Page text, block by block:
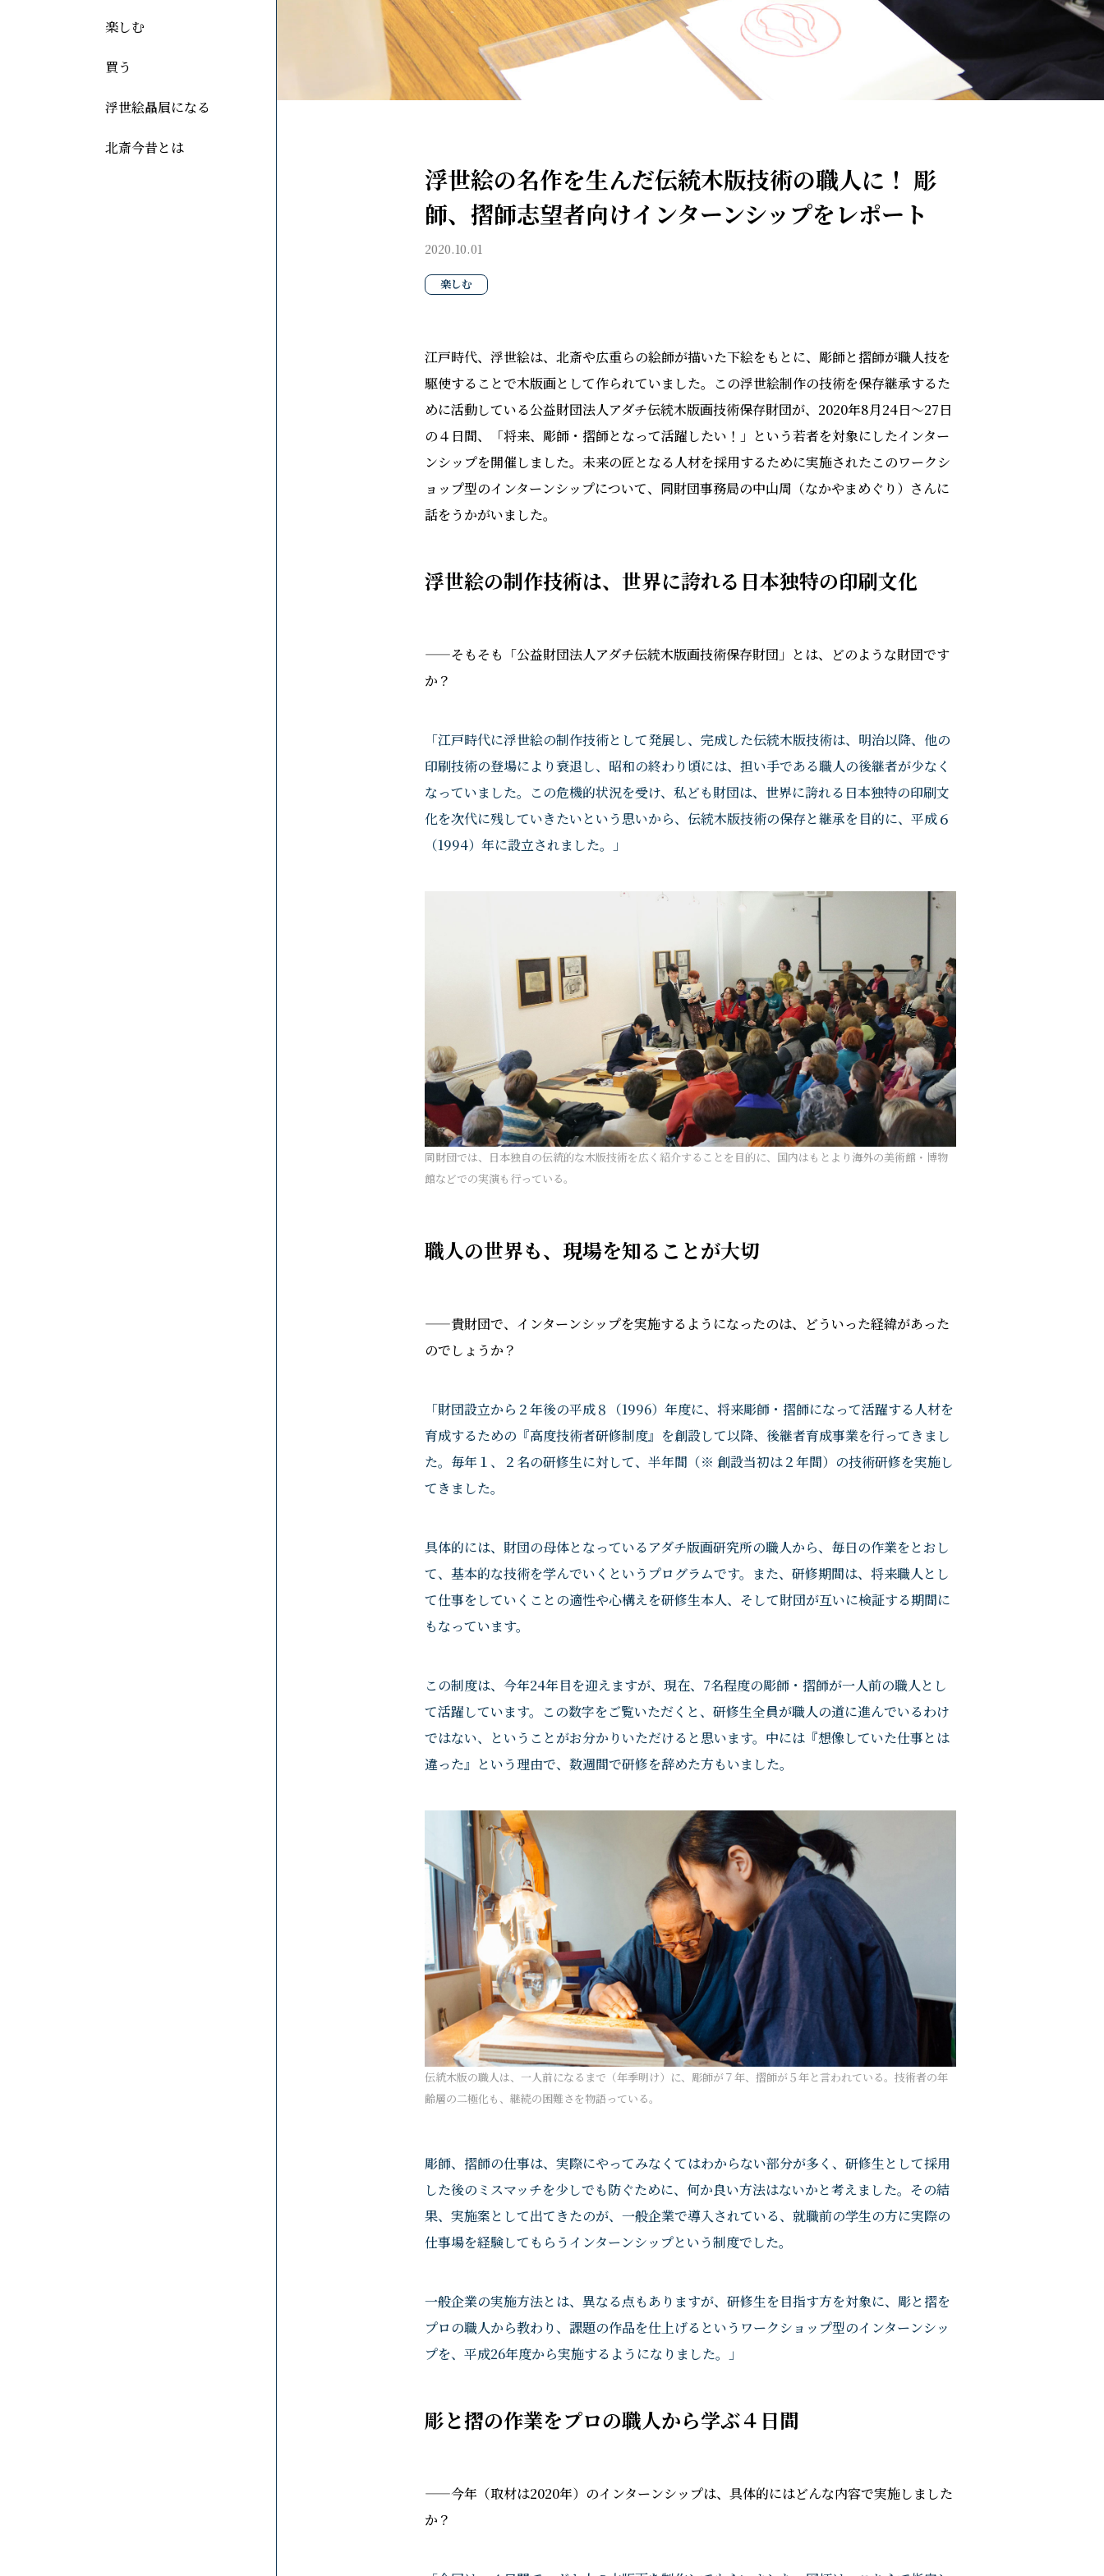
楽しむ
買う
浮世絵贔屓になる
北斎今昔とは
浮世絵の名作を生んだ伝統木版技術の職人に！ 彫
師、摺師志望者向けインターンシップをレポート
2020.10.01
楽しむ
江戸時代、浮世絵は、北斎や広重らの絵師が描いた下絵をもとに、彫師と摺師が職人技を
駆使することで木版画として作られていました。この浮世絵制作の技術を保存継承するた
めに活動している公益財団法人アダチ伝統木版画技術保存財団が、2020年8月24日〜27日
の４日間、「将来、彫師・摺師となって活躍したい！」という若者を対象にしたインター
ンシップを開催しました。未来の匠となる人材を採用するために実施されたこのワークシ
ョップ型のインターンシップについて、同財団事務局の中山周（なかやまめぐり）さんに
話をうかがいました。
浮世絵の制作技術は、世界に誇れる日本独特の印刷文化
——そもそも「公益財団法人アダチ伝統木版画技術保存財団」とは、どのような財団です
か？
「江戸時代に浮世絵の制作技術として発展し、完成した伝統木版技術は、明治以降、他の
印刷技術の登場により衰退し、昭和の終わり頃には、担い手である職人の後継者が少なく
なっていました。この危機的状況を受け、私ども財団は、世界に誇れる日本独特の印刷文
化を次代に残していきたいという思いから、伝統木版技術の保存と継承を目的に、平成６
（1994）年に設立されました。」
同財団では、日本独自の伝統的な木版技術を広く紹介することを目的に、国内はもとより海外の美術館・博物
館などでの実演も行っている。
職人の世界も、現場を知ることが大切
——貴財団で、インターンシップを実施するようになったのは、どういった経緯があった
のでしょうか？
「財団設立から２年後の平成８（1996）年度に、将来彫師・摺師になって活躍する人材を
育成するための『高度技術者研修制度』を創設して以降、後継者育成事業を行ってきまし
た。毎年１、２名の研修生に対して、半年間（※ 創設当初は２年間）の技術研修を実施し
てきました。
具体的には、財団の母体となっているアダチ版画研究所の職人から、毎日の作業をとおし
て、基本的な技術を学んでいくというプログラムです。また、研修期間は、将来職人とし
て仕事をしていくことの適性や心構えを研修生本人、そして財団が互いに検証する期間に
もなっています。
この制度は、今年24年目を迎えますが、現在、7名程度の彫師・摺師が一人前の職人とし
て活躍しています。この数字をご覧いただくと、研修生全員が職人の道に進んでいるわけ
ではない、ということがお分かりいただけると思います。中には『想像していた仕事とは
違った』という理由で、数週間で研修を辞めた方もいました。
伝統木版の職人は、一人前になるまで（年季明け）に、彫師が７年、摺師が５年と言われている。技術者の年
齢層の二極化も、継続の困難さを物語っている。
彫師、摺師の仕事は、実際にやってみなくてはわからない部分が多く、研修生として採用
した後のミスマッチを少しでも防ぐために、何か良い方法はないかと考えました。その結
果、実施案として出てきたのが、一般企業で導入されている、就職前の学生の方に実際の
仕事場を経験してもらうインターンシップという制度でした。
一般企業の実施方法とは、異なる点もありますが、研修生を目指す方を対象に、彫と摺を
プロの職人から教わり、課題の作品を仕上げるというワークショップ型のインターンシッ
プを、平成26年度から実施するようになりました。」
彫と摺の作業をプロの職人から学ぶ４日間
——今年（取材は2020年）のインターンシップは、具体的にはどんな内容で実施しました
か？